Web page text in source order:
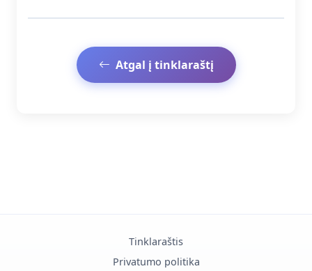
Atgal į tinklaraštį
Tinklaraštis
Privatumo politika